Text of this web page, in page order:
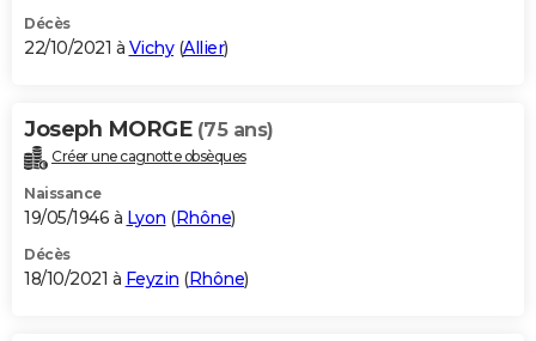
Décès
22/10/2021 à Vichy(Allier)
Joseph MORGE (75 ans)
Créer une cagnotte obsèques
Naissance
19/05/1946 à Lyon (Rhône)
Décès
18/10/2021 à Feyzin (Rhône)